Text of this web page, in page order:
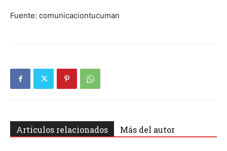
Fuente: comunicaciontucuman
Artículos relacionados Más del autor